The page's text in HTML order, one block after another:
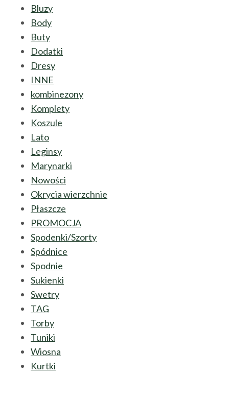
Bluzy
Body
Buty
Dodatki
Dresy
INNE
kombinezony
Komplety
Koszule
Lato
Leginsy
Marynarki
Nowości
Okrycia wierzchnie
Płaszcze
PROMOCJA
Spodenki/Szorty
Spódnice
Spodnie
Sukienki
Swetry
TAG
Torby
Tuniki
Wiosna
Kurtki